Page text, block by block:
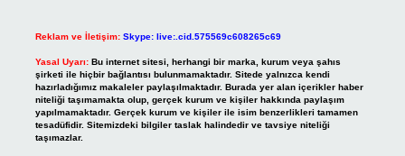
Reklam ve İletişim: Skype: live:.cid.575569c608265c69
Yasal Uyarı: Bu internet sitesi, herhangi bir marka, kurum veya şahıs
şirketi ile hiçbir bağlantısı bulunmamaktadır. Sitede yalnızca kendi
hazırladığımız makaleler paylaşılmaktadır. Burada yer alan içerikler haber
niteliği taşımamakta olup, gerçek kurum ve kişiler hakkında paylaşım
yapılmamaktadır. Gerçek kurum ve kişiler ile isim benzerlikleri tamamen
tesadüfidir. Sitemizdeki bilgiler taslak halindedir ve tavsiye niteliği
taşımazlar.